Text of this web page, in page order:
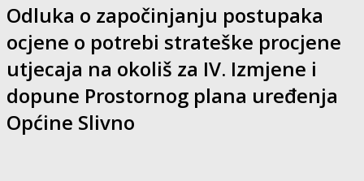
Odluka o započinjanju postupaka
ocjene o potrebi strateške procjene
utjecaja na okoliš za IV. Izmjene i
dopune Prostornog plana uređenja
Općine Slivno